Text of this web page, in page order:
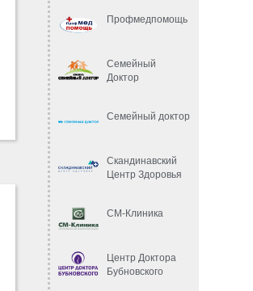
Профмедпомощь
Семейный
Доктор
Семейный доктор
Скандинавский
Центр Здоровья
СМ-Клиника
Центр Доктора
Бубновского